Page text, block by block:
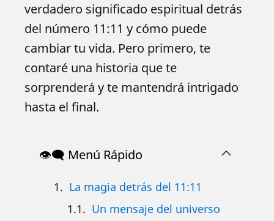
verdadero significado espiritual detrás
del número 11:11 y cómo puede
cambiar tu vida. Pero primero, te
contaré una historia que te
sorprenderá y te mantendrá intrigado
hasta el final.
👁️‍🗨️ Menú Rápido
La magia detrás del 11:11
Un mensaje del universo